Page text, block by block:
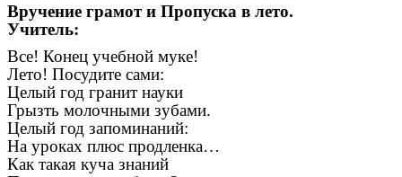
Вручение грамот и Пропуска в лето.
Учитель:
Все! Конец учебной муке!
Лето! Посудите сами:
Целый год гранит науки
Грызть молочными зубами.
Целый год запоминаний:
На уроках плюс продленка…
Как такая куча знаний